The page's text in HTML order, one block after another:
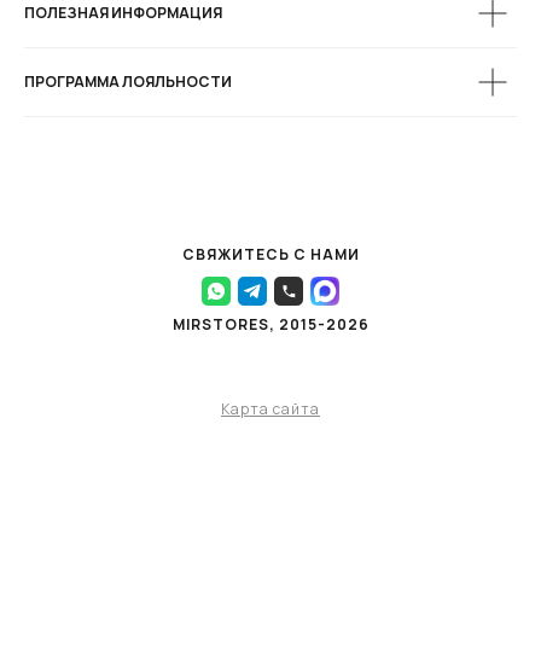
ПОЛЕЗНАЯ ИНФОРМАЦИЯ
ПРОГРАММА ЛОЯЛЬНОСТИ
СВЯЖИТЕСЬ С НАМИ
Карта сайта
MIRSTORES, 2015-2026